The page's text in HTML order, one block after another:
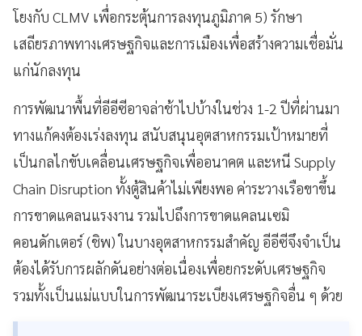
โยงกับ CLMV เพื่อกระตุ้นการลงทุนภูมิภาค 5) รักษา
เสถียรภาพทางเศรษฐกิจและการเมืองเพื่อสร้างความเชื่อมั่น
แก่นักลงทุน
การพัฒนาพื้นที่อีอีซีอาจล่าช้าไปบ้างในช่วง 1-2 ปีที่ผ่านมา
ทางแก้คงต้องเร่งลงทุน สนับสนุนอุตสาหกรรมเป้าหมายที่
เป็นกลไกขับเคลื่อนเศรษฐกิจเพื่ออนาคต และหนี Supply
Chain Disruption ทั้งตู้สินค้าไม่เพียงพอ ค่าระวางเรือขาขึ้น
การขาดแคลนแรงงาน รวมไปถึงการขาดแคลนเซมิ
คอนดักเตอร์ (ชิพ) ในบางอุตสาหกรรมสำคัญ อีอีซีจึงจำเป็น
ต้องได้รับการผลักดันอย่างต่อเนื่องเพื่อยกระดับเศรษฐกิจ
รวมทั้งเป็นแม่แบบในการพัฒนาระเบียงเศรษฐกิจอื่น ๆ ด้วย